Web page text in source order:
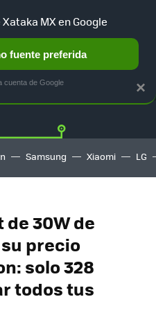
MERCADO LIBRE
Samsung Xiaomi LG
30W de
su precio
solo 328
todos tus
×
MX en Google
fuente preferida
cuenta de Google